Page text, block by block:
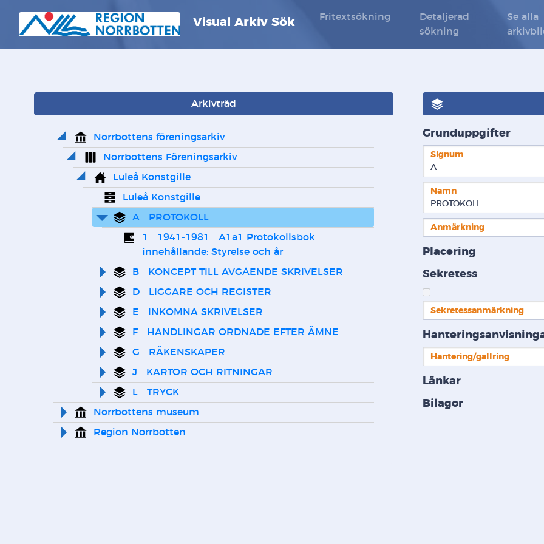
Visual Arkiv Sök Fritextsökning
Detaljerad
sökning
Se alla
Arkivträd
Norrbottens föreningsarkiv
Norrbottens Föreningsarkiv
Luleå Konstgille
Luleå Konstgille
A   PROTOKOLL
1   1941-1981   A1a1 Protokollsbok
innehållande: Styrelse och år
B   KONCEPT TILL AVGÅENDE SKRIVELSER
D   LIGGARE OCH REGISTER
E   INKOMNA SKRIVELSER
F   HANDLINGAR ORDNADE EFTER ÄMNE
G   RÄKENSKAPER
J   KARTOR OCH RITNINGAR
L   TRYCK
Norrbottens museum
Region Norrbotten
Grunduppgifter
Signum
A
Namn
PROTOKOLL
Anmärkning
Placering
Sekretess
Sekretessanmärkning
Hantering/gallring
Länkar
Bilagor